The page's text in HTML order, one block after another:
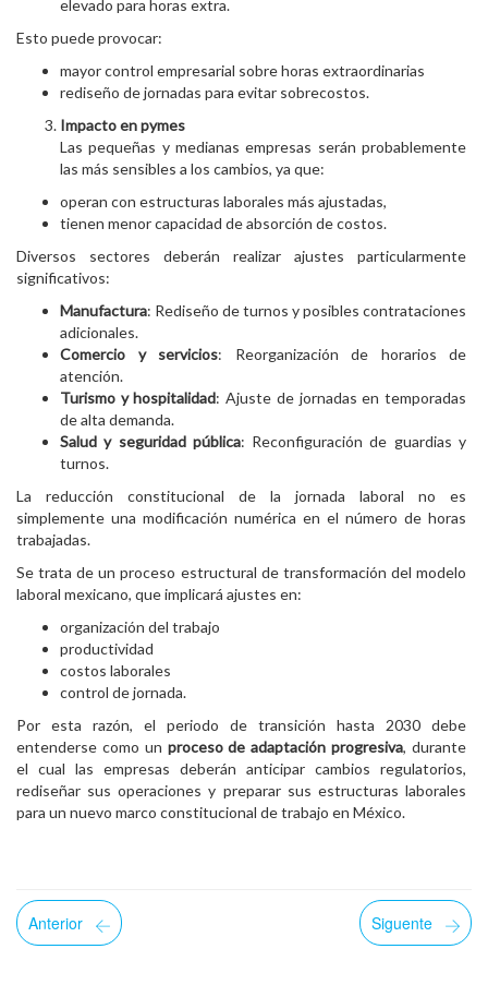
elevado para horas extra.
Esto puede provocar:
mayor control empresarial sobre horas extraordinarias
rediseño de jornadas para evitar sobrecostos.
Impacto en pymes
Las pequeñas y medianas empresas serán probablemente
las más sensibles a los cambios, ya que:
operan con estructuras laborales más ajustadas,
tienen menor capacidad de absorción de costos.
Diversos sectores deberán realizar ajustes particularmente
significativos:
Manufactura: Rediseño de turnos y posibles contrataciones
adicionales.
Comercio y servicios: Reorganización de horarios de
atención.
Turismo y hospitalidad: Ajuste de jornadas en temporadas
de alta demanda.
Salud y seguridad pública: Reconfiguración de guardias y
turnos.
La reducción constitucional de la jornada laboral no es
simplemente una modificación numérica en el número de horas
trabajadas.
Se trata de un proceso estructural de transformación del modelo
laboral mexicano, que implicará ajustes en:
organización del trabajo
productividad
costos laborales
control de jornada.
Por esta razón, el periodo de transición hasta 2030 debe
entenderse como un proceso de adaptación progresiva, durante
el cual las empresas deberán anticipar cambios regulatorios,
rediseñar sus operaciones y preparar sus estructuras laborales
para un nuevo marco constitucional de trabajo en México.
Anterior Siguente